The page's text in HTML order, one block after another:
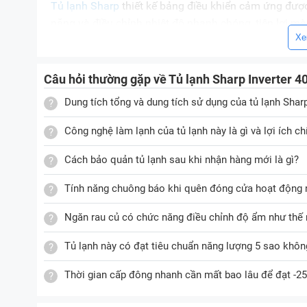
Tủ lạnh Sharp thiết kế bảng điều khiển cảm ứng
năng và điều chỉnh nhiệt độ nhanh chóng, tiện lợi
Bảng điều khiển trang bị màn hình Led để thuận
Cửa tủ mặt gương mờ sang trọng
SharpSJ-FXP480VG-CH là dòng tủ lạnh Multi door
cửa tủ.
Cấu tạo và kích
Cửa tủ được làm từ chất liệu mặt gương mờ thời
đình, cửa hàng, trường học...
Chế độ cấp đông nhanh giúp làm đông thực phẩm
Tủ lạnh 4 cánh có chế độ cấp đông nhanh giúp cho
Câu hỏi thường gặp về Tủ lạnh Sharp Inverter
Dung tích tổng và dung tích sử dụng của tủ lạnh
Công nghệ làm lạnh của tủ lạnh này là gì và lợi ích
Cách bảo quản tủ lạnh sau khi nhận hàng mới là gì?
Tính năng chuông báo khi quên đóng cửa hoạt động
Ngăn rau củ có chức năng điều chỉnh độ ẩm như
Tủ lạnh này có đạt tiêu chuẩn năng lượng 5 sao
Thời gian cấp đông nhanh cần mất bao lâu để đạt -